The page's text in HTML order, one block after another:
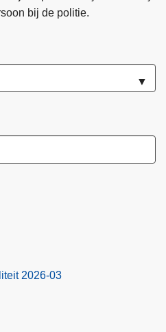
bij de politie.
▼
2026-03